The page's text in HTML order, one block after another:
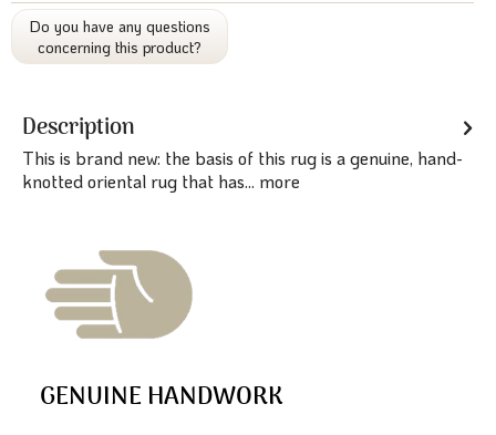
Do you have any questions
concerning this product?
Description
This is brand new: the basis of this rug is a genuine, hand-
knotted oriental rug that has... more
GENUINE HANDWORK